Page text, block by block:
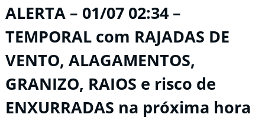
ALERTA – 01/07 02:34 –
TEMPORAL com RAJADAS DE
VENTO, ALAGAMENTOS,
GRANIZO, RAIOS e risco de
ENXURRADAS na próxima hora